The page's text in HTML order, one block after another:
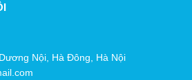
Nội, Hà Đông, Hà Nội